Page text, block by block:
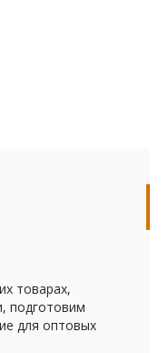
товарах,
подготовим
для оптовых